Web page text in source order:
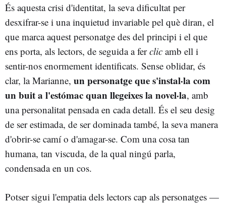
És aquesta crisi d'identitat, la seva dificultat per
desxifrar-se i una inquietud invariable pel què diran, el
que marca aquest personatge des del principi i el que
ens porta, als lectors, de seguida a ferclic amb ell i
sentir-nos enormement identificats. Sense oblidar, és
clar, la Marianne, un personatge que s'instal·la com
un buit a l'estómac quan llegeixes la novel·la, amb
una personalitat pensada en cada detall. És el seu desig
de ser estimada, de ser dominada també, la seva manera
d'obrir-se camí o d'amagar-se. Com una cosa tan
humana, tan viscuda, de la qual ningú parla,
condensada en un cos.
Potser sigui l'empatia dels lectors cap als personatges —